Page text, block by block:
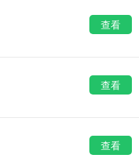
查看
查看
查看